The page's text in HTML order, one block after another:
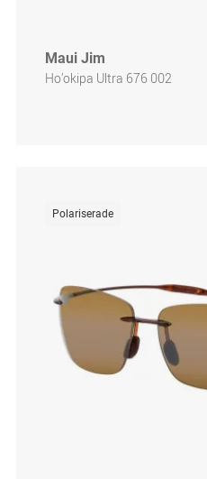
Maui Jim
Ho’okipa Ultra 676 002
Polariserade